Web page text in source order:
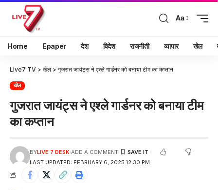
Aa
Home Epaper देश विदेश राजनीती व्यापार खेल
Live7 TV > खेल > गुजरात जायंट्स ने एश्ले गार्डनर को बनाया टीम का कप्तान
खेल
गुजरात जायंट्स ने एश्ले गार्डनर को बनाया टीम
का कप्तान
LAST UPDATED: FEBRUARY 6, 2025 12:30 PM
BYLIVE 7 DESK ADD A COMMENT